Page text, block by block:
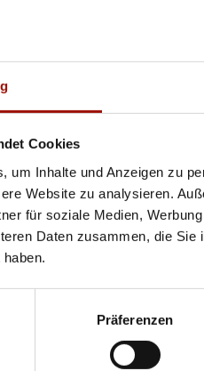
Cookies
um Inhalte und Anzeigen zu
Website zu analysieren.
für soziale Medien,
Daten zusammen, die
Präferenzen
Röstzwiebeln, Lollo
10,90 €
oder Durchmessern, bspw. der
abweichen. Wir liefern innerhalb
Sie unter www.pizzamax.de/
finden Sie unter